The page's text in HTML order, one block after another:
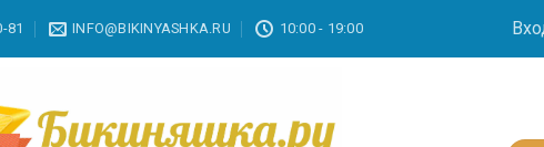
81 INFO@BIKINYASHKA.RU 10:00 - 19:00